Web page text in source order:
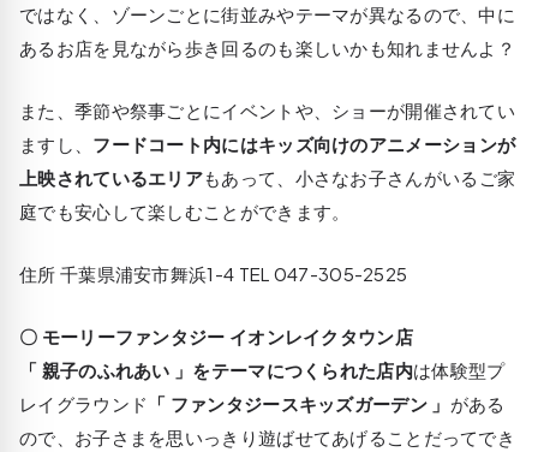
ではなく、ゾーンごとに街並みやテーマが異なるので、中に
あるお店を見ながら歩き回るのも楽しいかも知れませんよ？
また、季節や祭事ごとにイベントや、ショーが開催されてい
ますし、 フードコート内にはキッズ向けのアニメーションが
上映されているエリアもあって、小さなお子さんがいるご家
庭でも安心して楽しむことができます。
住所 千葉県浦安市舞浜1-4 TEL 047-305-2525
〇 モーリーファンタジー イオンレイクタウン店
「 親子のふれあい 」をテーマにつくられた店内は体験型プ
レイグラウンド 「 ファンタジースキッズガーデン 」 がある
ので、お子さまを思いっきり遊ばせてあげることだってでき